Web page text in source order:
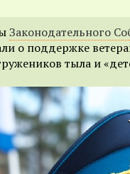
Законодательного
о поддержке
тыла и